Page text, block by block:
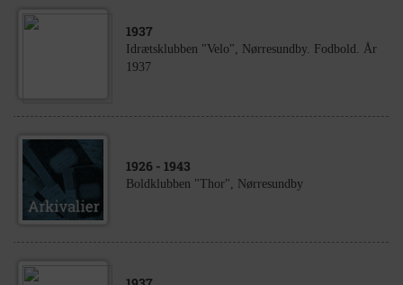
1937
Idrætsklubben "Velo", Nørresundby. Fodbold. År
1937
1926 - 1943
Boldklubben "Thor", Nørresundby